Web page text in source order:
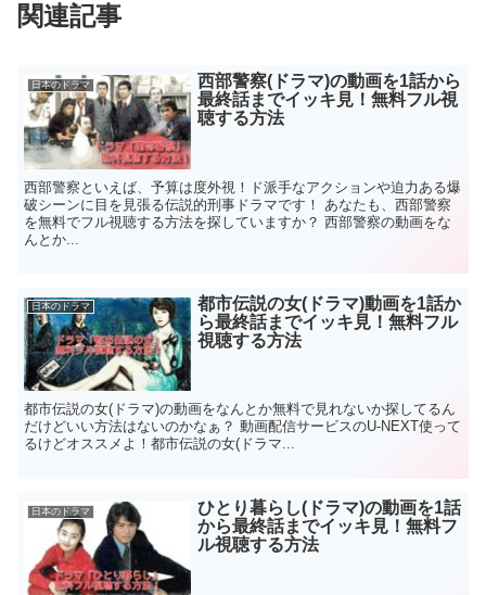
関連記事
日本のドラマ
西部警察(ドラマ)の動画を1話から
最終話までイッキ見！無料フル視
聴する方法
西部警察といえば、予算は度外視！ド派手なアクションや迫力ある爆
破シーンに目を見張る伝説的刑事ドラマです！ あなたも、西部警察
を無料でフル視聴する方法を探していますか？ 西部警察の動画をな
んとか...
日本のドラマ
都市伝説の女(ドラマ)動画を1話か
ら最終話までイッキ見！無料フル
視聴する方法
都市伝説の女(ドラマ)の動画をなんとか無料で見れないか探してるん
だけどいい方法はないのかなぁ？ 動画配信サービスのU-NEXT使って
るけどオススメよ！都市伝説の女(ドラマ...
日本のドラマ
ひとり暮らし(ドラマ)の動画を1話
から最終話までイッキ見！無料フ
ル視聴する方法